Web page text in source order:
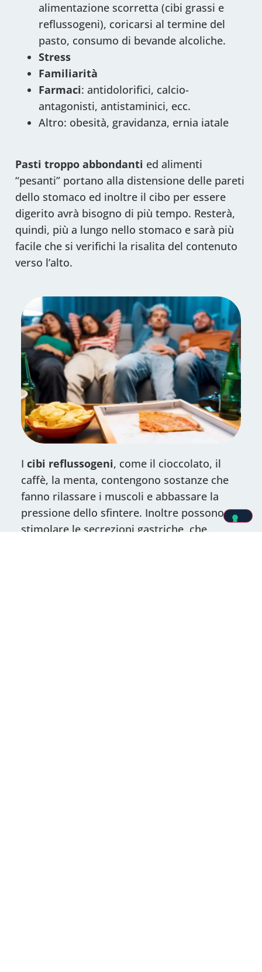
alimentazione scorretta (cibi grassi e
reflussogeni), coricarsi al termine del
pasto, consumo di bevande alcoliche.
Stress
Familiarità
Farmaci: antidolorifici, calcio-
antagonisti, antistaminici, ecc.
Altro: obesità, gravidanza, ernia iatale
Pasti troppo abbondanti ed alimenti
“pesanti” portano alla distensione delle pareti
dello stomaco ed inoltre il cibo per essere
digerito avrà bisogno di più tempo. Resterà,
quindi, più a lungo nello stomaco e sarà più
facile che si verifichi la risalita del contenuto
verso l’alto.
I cibi reflussogeni, come il cioccolato, il
caffè, la menta, contengono sostanze che
fanno rilassare i muscoli e abbassare la
pressione dello sfintere. Inoltre possono
stimolare le secrezioni gastriche, che